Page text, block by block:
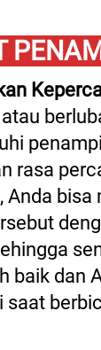
rasa
Anda bisa
baik dan
saat